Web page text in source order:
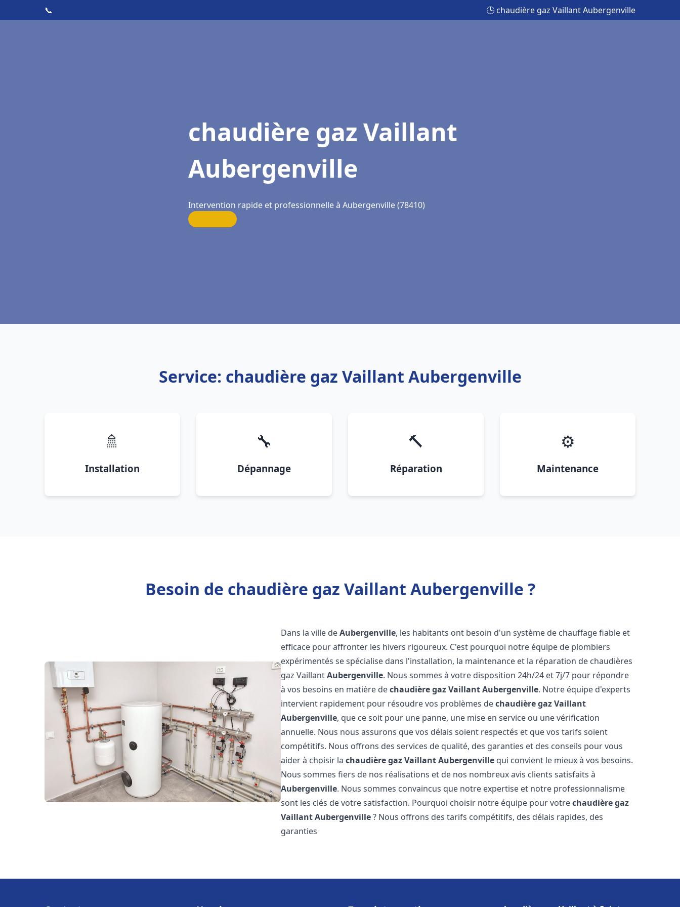
📞 🕒 chaudière gaz Vaillant Aubergenville
chaudière gaz Vaillant
Aubergenville
Intervention rapide et professionnelle à Aubergenville (78410)
Service: chaudière gaz Vaillant Aubergenville
🚿
Installation
🔧
Dépannage
🔨
Réparation
⚙️
Maintenance
Besoin de chaudière gaz Vaillant Aubergenville ?
Dans la ville deAubergenville, les habitants ont besoin d'un système de chauffage fiable et
efficace pour affronter les hivers rigoureux. C'est pourquoi notre équipe de plombiers
expérimentés se spécialise dans l'installation, la maintenance et la réparation de chaudières
gaz VaillantAubergenville. Nous sommes à votre disposition 24h/24 et 7j/7 pour répondre
à vos besoins en matière dechaudière gaz VaillantAubergenville. Notre équipe d'experts
intervient rapidement pour résoudre vos problèmes dechaudière gaz Vaillant
Aubergenville, que ce soit pour une panne, une mise en service ou une vérification
annuelle. Nous nous assurons que vos délais soient respectés et que vos tarifs soient
compétitifs. Nous offrons des services de qualité, des garanties et des conseils pour vous
aider à choisir lachaudière gaz VaillantAubergenville qui convient le mieux à vos besoins.
Nous sommes fiers de nos réalisations et de nos nombreux avis clients satisfaits à
Aubergenville. Nous sommes convaincus que notre expertise et notre professionnalisme
sont les clés de votre satisfaction. Pourquoi choisir notre équipe pour votrechaudière gaz
VaillantAubergenville? Nous offrons des tarifs compétitifs, des délais rapides, des
garanties